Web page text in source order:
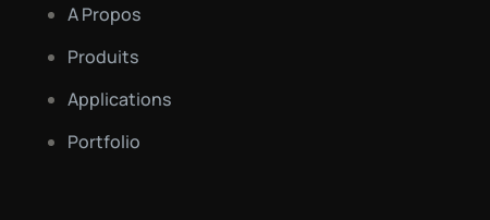
A Propos
Produits
Applications
Portfolio